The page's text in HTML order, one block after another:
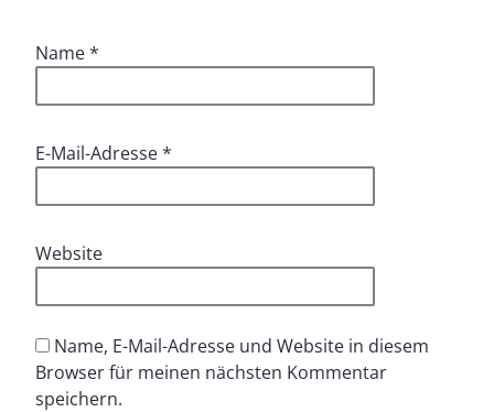
Name*
E-Mail-Adresse*
Website
Name, E-Mail-Adresse und Website in diesem
Browser für meinen nächsten Kommentar
speichern.